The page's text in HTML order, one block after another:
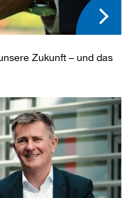
Zukunft – und das